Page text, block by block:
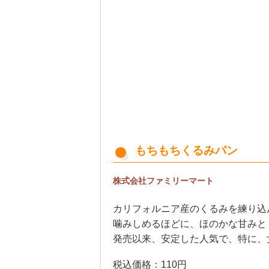
もちもちくるみパン
株式会社ファミリーマート
カリフォルニア産のくるみを練り
噛みしめるほどに、ほのかな甘み
発売以来、安定した人気で、特に
税込価格：110円